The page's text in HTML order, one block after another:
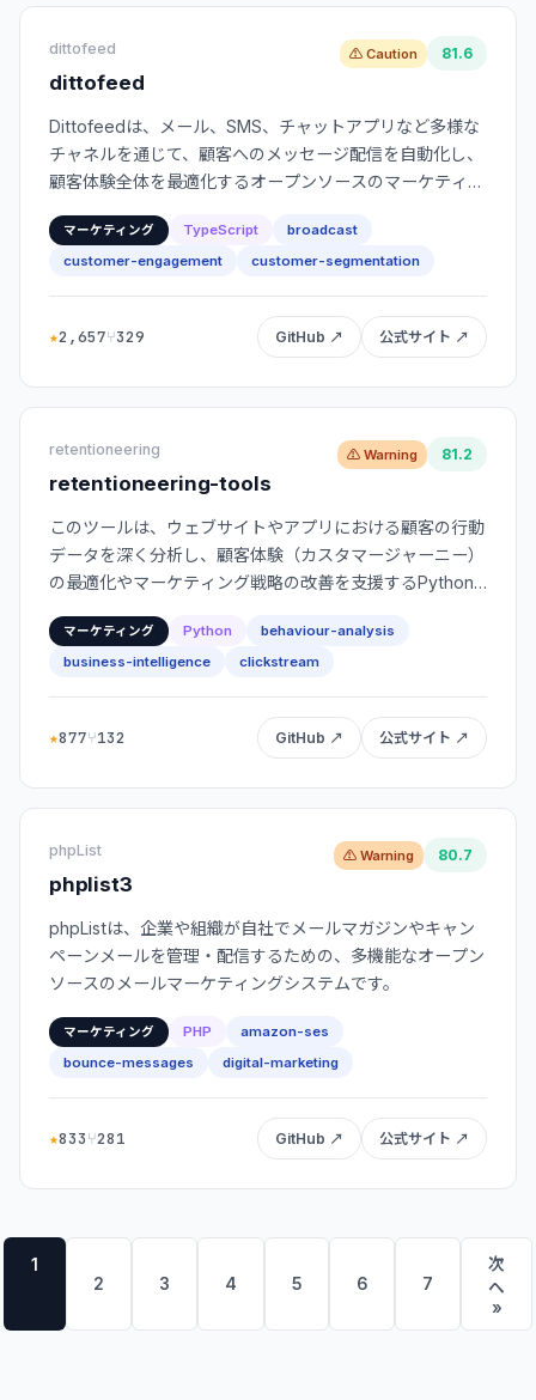
dittofeed
dittofeed
⚠ Caution 81.6
Dittofeedは、メール、SMS、チャットアプリなど多様な
チャネルを通じて、顧客へのメッセージ配信を自動化し、
顧客体験全体を最適化するオープンソースのマーケティン
マーケティング TypeScript
broadcast
customer-engagement
customer-segmentation
★2,657⑂329 GitHub ↗ 公式サイト ↗
retentioneering
retentioneering-tools
⚠ Warning 81.2
このツールは、ウェブサイトやアプリにおける顧客の行動
データを深く分析し、顧客体験（カスタマージャーニー）
の最適化やマーケティング戦略の改善を支援するPython
マーケティング Python
behaviour-analysis
business-intelligence
clickstream
★877⑂132 GitHub ↗ 公式サイト ↗
phpList
phplist3
⚠ Warning 80.7
phpListは、企業や組織が自社でメールマガジンやキャン
ペーンメールを管理・配信するための、多機能なオープン
ソースのメールマーケティングシステムです。
マーケティング PHP
amazon-ses
bounce-messages
digital-marketing
★833⑂281 GitHub ↗ 公式サイト ↗
1
2
3 4 5 6 7
次
へ
»